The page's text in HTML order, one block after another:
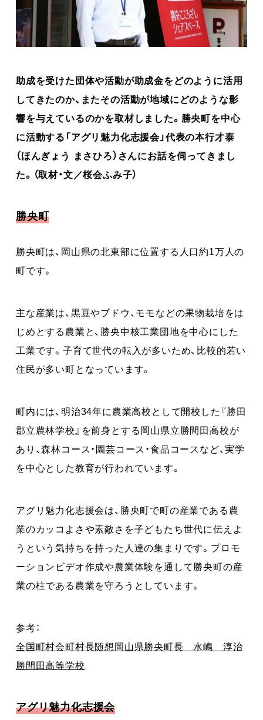
助成を受けた団体や活動が助成金をどのように活用
してきたのか、またその活動が地域にどのような影
響を与えているのかを取材しました。勝央町を中心
に活動する「アグリ魅力化志援会」代表の本行才泰
（ほんぎょう まさひろ）さんにお話を伺ってきまし
た。（取材・文／桜会ふみ子）
勝央町
勝央町は、岡山県の北東部に位置する人口約1万人の
町です。
主な産業は、黒豆やブドウ、モモなどの果物栽培をは
じめとする農業と、勝央中核工業団地を中心にした
工業です。子育て世代の転入が多いため、比較的若い
住民が多い町となっています。
町内には、明治34年に農業高校として開校した『勝田
郡立農林学校』を前身とする岡山県立勝間田高校が
あり、森林コース・園芸コース・食品コースなど、実学
を中心とした教育が行われています。
アグリ魅力化志援会は、勝央町で町の産業である農
業のカッコよさや素敵さを子どもたち世代に伝えよ
うという気持ちを持った人達の集まりです。プロモ
ーションビデオ作成や農業体験を通して勝央町の産
業の柱である農業を守ろうとしています。
参考：
全国町村会町村長随想岡山県勝央町長 水嶋 淳治
勝間田高等学校
アグリ魅力化志援会